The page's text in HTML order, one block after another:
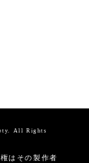
All Rights
はその製作者